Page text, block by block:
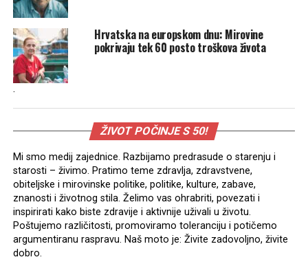
Hrvatska na europskom dnu: Mirovine
pokrivaju tek 60 posto troškova života
.
ŽIVOT POČINJE S 50!
Mi smo medij zajednice. Razbijamo predrasude o starenju i
starosti – živimo. Pratimo teme zdravlja, zdravstvene,
obiteljske i mirovinske politike, politike, kulture, zabave,
znanosti i životnog stila. Želimo vas ohrabriti, povezati i
inspirirati kako biste zdravije i aktivnije uživali u životu.
Poštujemo različitosti, promoviramo toleranciju i potičemo
argumentiranu raspravu. Naš moto je: Živite zadovoljno, živite
dobro.